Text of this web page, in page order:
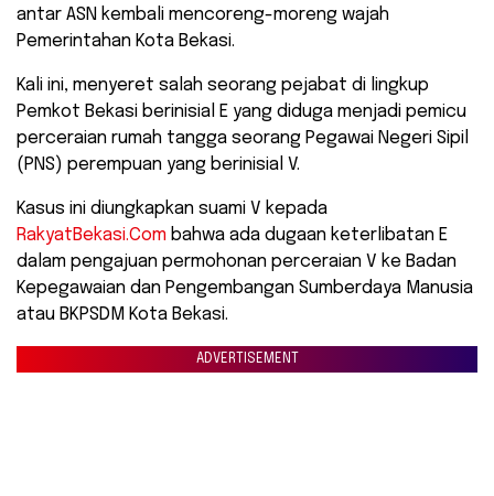
antar ASN kembali mencoreng-moreng wajah
Pemerintahan Kota Bekasi.
Kali ini, menyeret salah seorang pejabat di lingkup
Pemkot Bekasi berinisial E yang diduga menjadi pemicu
perceraian rumah tangga seorang Pegawai Negeri Sipil
(PNS) perempuan yang berinisial V.
Kasus ini diungkapkan suami V kepada
RakyatBekasi.Com bahwa ada dugaan keterlibatan E
dalam pengajuan permohonan perceraian V ke Badan
Kepegawaian dan Pengembangan Sumberdaya Manusia
atau BKPSDM Kota Bekasi.
ADVERTISEMENT